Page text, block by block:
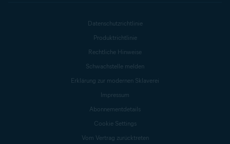
Datenschutzrichtlinie
Produktrichtlinie
Rechtliche Hinweise
Schwachstelle melden
Erklärung zur modernen Sklaverei
Impressum
Abonnementdetails
Cookie Settings
Vom Vertrag zurücktreten